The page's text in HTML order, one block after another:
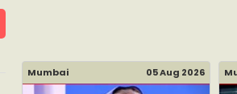
Mumbai 05 Aug 2026